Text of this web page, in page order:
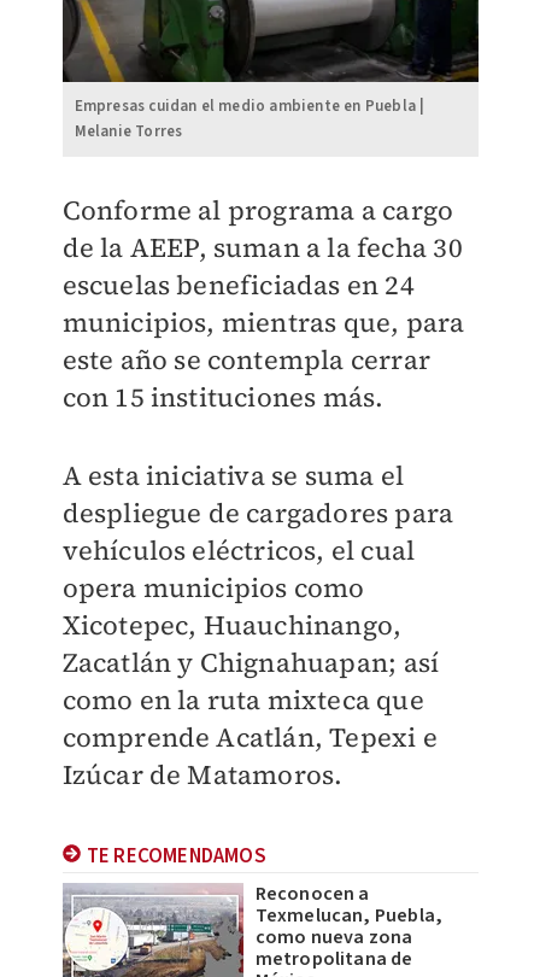
Empresas cuidan el medio ambiente en Puebla |
Melanie Torres
Conforme al programa a cargo
de la AEEP, suman a la fecha 30
escuelas beneficiadas en 24
municipios, mientras que, para
este año se contempla cerrar
con 15 instituciones más.
A esta iniciativa se suma el
despliegue de cargadores para
vehículos eléctricos, el cual
opera municipios como
Xicotepec, Huauchinango,
Zacatlán y Chignahuapan; así
como en la ruta mixteca que
comprende Acatlán, Tepexi e
Izúcar de Matamoros.
TE RECOMENDAMOS
Reconocen a
Texmelucan, Puebla,
como nueva zona
metropolitana de